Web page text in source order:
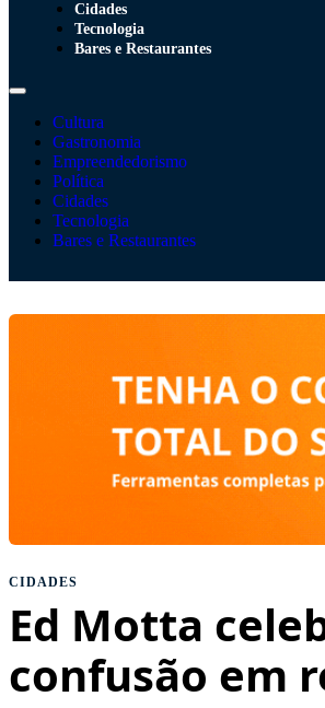
Cidades
Tecnologia
Bares e Restaurantes
Cultura
Gastronomia
Empreendedorismo
Política
Cidades
Tecnologia
Bares e Restaurantes
CIDADES
Ed Motta
confusão em